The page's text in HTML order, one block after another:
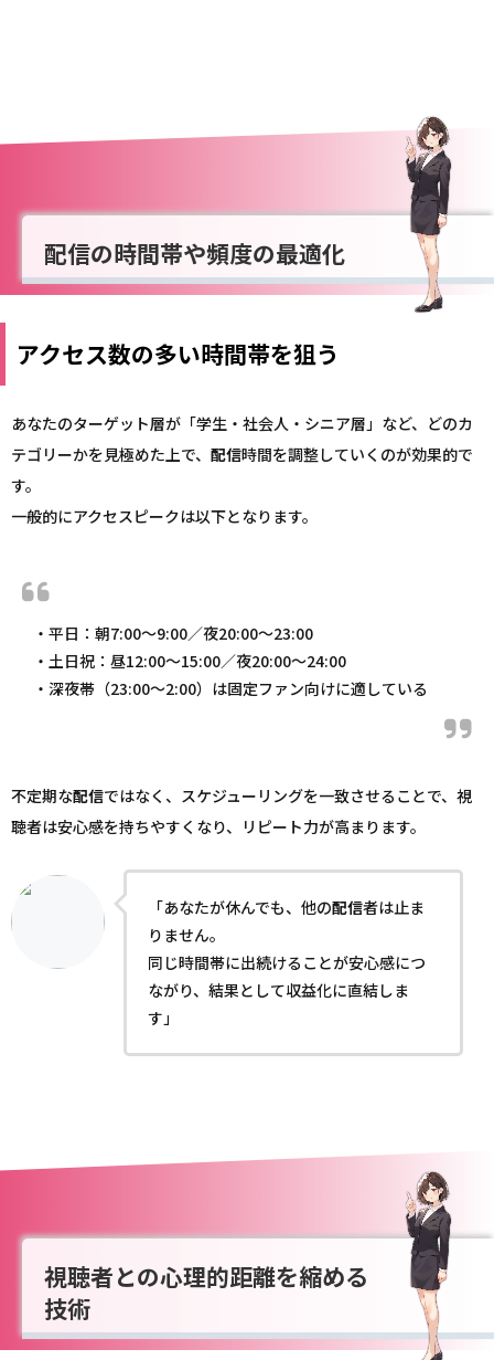
配信の時間帯や頻度の最適化
アクセス数の多い時間帯を狙う
あなたのターゲット層が「学生・社会人・シニア層」など、どのカ
テゴリーかを見極めた上で、 配信時間を調整していくのが効果的で
す。
一般的にアクセスピークは以下となります。
・平日：朝7:00〜9:00／夜20:00〜23:00
・土日祝：昼12:00〜15:00／夜20:00〜24:00
・深夜帯（23:00～2:00）は固定ファン向けに適している
不定期な配信ではなく、スケジューリングを一致させることで、視
聴者は安心感を持ちやすくなり、リピート力が高まります。
「あなたが休んでも、他の配信者は止ま
りません。
同じ時間帯に出続けることが安心感につ
ながり、結果として収益化に直結しま
す」
視聴者との心理的距離を縮める
技術